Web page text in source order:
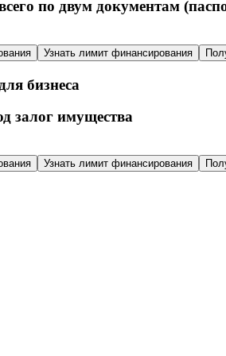
по двум документам
Узнать лимит финансирования
бизнеса
залог имущества
Узнать лимит финансирования